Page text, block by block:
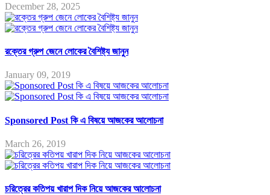
December 28, 2025
রক্তের গ্রুপ জেনে লোকের বৈশিষ্ট্য জানুন
January 09, 2019
Sponsored Post কি এ বিষয়ে আজকের আলোচনা
March 26, 2019
চরিত্রের কতিপয় খারাপ দিক নিয়ে আজকের আলোচনা